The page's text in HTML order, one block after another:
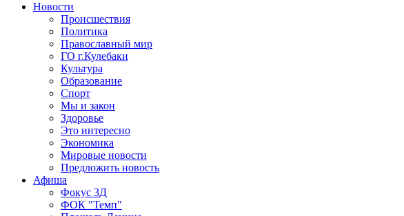
Новости
Происшествия
Политика
Православный мир
ГО г.Кулебаки
Культура
Образование
Спорт
Мы и закон
Здоровье
Это интересно
Экономика
Мировые новости
Предложить новость
Афиша
Фокус 3Д
ФОК "Темп"